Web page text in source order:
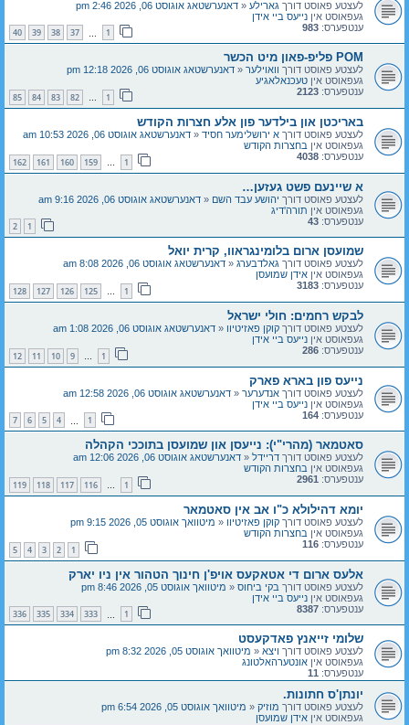
לעצטע פאוסט דורך גארילע « דאנערשטאג אוגוסט 06, 2026 2:46 pm
געפאוסט אין נייעס ביי אידן
ענטפערס: 983
1
37
38
39
40
POM פליפ-פאון מיט הכשר
לעצטע פאוסט דורך וואוילער « דאנערשטאג אוגוסט 06, 2026 12:18 pm
געפאוסט אין טעכנאלאגיע
ענטפערס: 2123
1
…
82
83
84
85
באריכטן און בילדער פון אלע חצרות הקודש
לעצטע פאוסט דורך א ירושלימער חסיד « דאנערשטאג אוגוסט 06, 2026 10:53 am
געפאוסט אין בחצרות הקודש
ענטפערס: 4038
1
…
159
160
161
162
א שיינעם פשט געזען…
לעצטע פאוסט דורך יהושע עבד השם « דאנערשטאג אוגוסט 06, 2026 9:16 am
געפאוסט אין תורה'דיג
ענטפערס: 43
1
2
שמועסן ארום בלומינגראוו, קרית יואל
לעצטע פאוסט דורך גאלדבערג « דאנערשטאג אוגוסט 06, 2026 8:08 am
געפאוסט אין אידן שמועסן
ענטפערס: 3183
1
…
125
126
127
128
לבקש רחמים: חולי ישראל
לעצטע פאוסט דורך קוקן פאזיטיוו « דאנערשטאג אוגוסט 06, 2026 1:08 am
געפאוסט אין נייעס ביי אידן
ענטפערס: 286
1
…
9
10
11
12
נייעס פון בארא פארק
לעצטע פאוסט דורך אנדערער « דאנערשטאג אוגוסט 06, 2026 12:58 am
געפאוסט אין נייעס ביי אידן
ענטפערס: 164
1
4
5
6
7
סאטמאר (מהרי"י): נייעסן און שמועסן בתוככי הקהלה
לעצטע פאוסט דורך דריידל « דאנערשטאג אוגוסט 06, 2026 12:06 am
געפאוסט אין בחצרות הקודש
ענטפערס: 2961
1
…
116
117
118
119
יומא דהילולא כ"ו אב אין סאטמאר
לעצטע פאוסט דורך קוקן פאזיטיוו « מיטוואך אוגוסט 05, 2026 9:15 pm
געפאוסט אין בחצרות הקודש
ענטפערס: 116
1
2
3
4
5
אלעס ארום די אטאקעס אויפ'ן חינוך הטהור אין ניו יארק
לעצטע פאוסט דורך בקי ביחוס « מיטוואך אוגוסט 05, 2026 8:46 pm
געפאוסט אין נייעס ביי אידן
ענטפערס: 8387
1
333
334
335
336
שלומי זייאנץ פאדקעסט
לעצטע פאוסט דורך ויצא « מיטוואך אוגוסט 05, 2026 8:32 pm
געפאוסט אין אונטערהאלטונג
ענטפערס: 11
יונתן'ס חתונות.
לעצטע פאוסט דורך מוזיק « מיטוואך אוגוסט 05, 2026 6:54 pm
געפאוסט אין אידן שמועסן